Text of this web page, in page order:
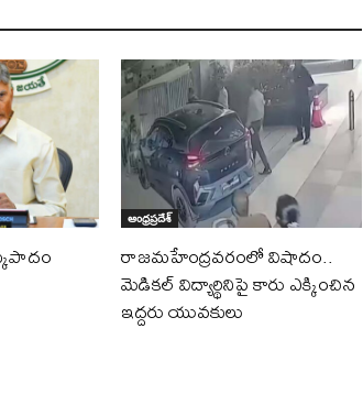
ఆంధ్రప్రదేశ్
రాజమహేంద్రవరంలో విషాదం..
మెడికల్ విద్యార్థినిపై కారు ఎక్కించిన
ఇద్దరు యువకులు